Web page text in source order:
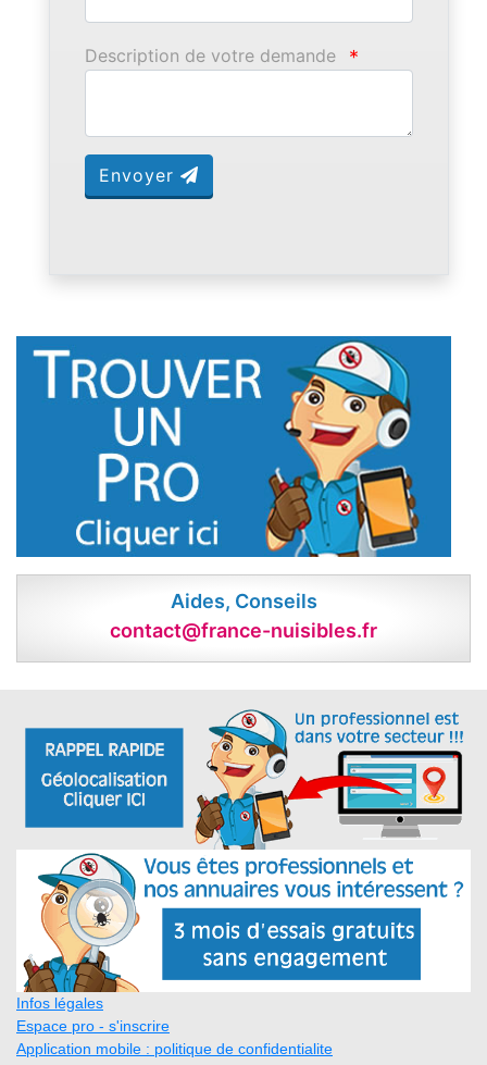
Description de votre demande *
Envoyer
Aides, Conseils
contact@france-nuisibles.fr
Infos légales
Espace pro - s'inscrire
Application mobile : politique de confidentialite